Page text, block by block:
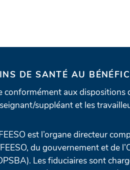
DE SANTÉ AU
conformément aux dispositions
suppléant et les
est l’organe directeur
du gouvernement et de
Les fiduciaires sont